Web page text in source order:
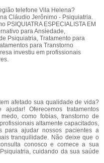
telefone Vila Helena?
Cláudio Jerônimo - Psiquiatria.
PSIQUIATRA ESPECIALISTA EM
para Ansiedade,
Psiquiatria, Tratamento para
para Transtorno
investiu em profissionais
afetado sua qualidade de vida?
Oferecemos tratamentos
como fobias, transtorno de
altamente capacitados,
para ajudar nossos pacientes a
tranquilidade. Não deixe que o
conosco e comece a sua
cuidando da sua saúde